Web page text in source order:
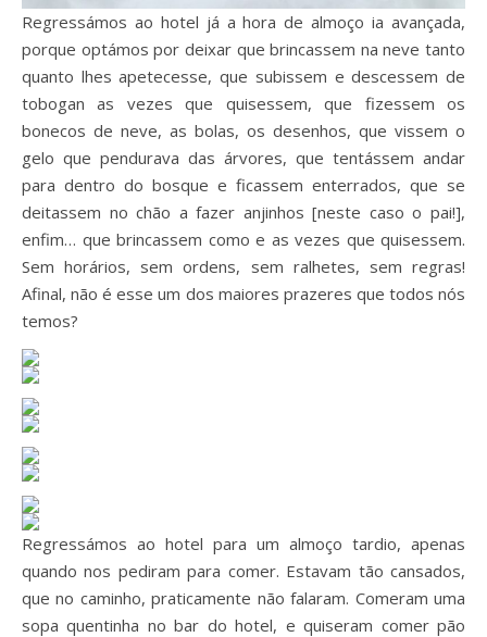
Regressámos ao hotel já a hora de almoço ia avançada,
porque optámos por deixar que brincassem na neve tanto
quanto lhes apetecesse, que subissem e descessem de
tobogan as vezes que quisessem, que fizessem os
bonecos de neve, as bolas, os desenhos, que vissem o
gelo que pendurava das árvores, que tentássem andar
para dentro do bosque e ficassem enterrados, que se
deitassem no chão a fazer anjinhos [neste caso o pai!],
enfim… que brincassem como e as vezes que quisessem.
Sem horários, sem ordens, sem ralhetes, sem regras!
Afinal, não é esse um dos maiores prazeres que todos nós
temos?
Regressámos ao hotel para um almoço tardio, apenas
quando nos pediram para comer. Estavam tão cansados,
que no caminho, praticamente não falaram. Comeram uma
sopa quentinha no bar do hotel, e quiseram comer pão